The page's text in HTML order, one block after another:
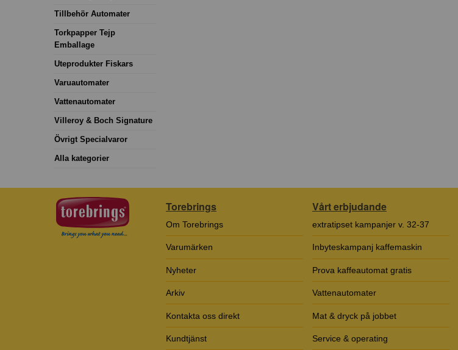
Tillbehör Automater
Torkpapper Tejp
Emballage
Uteprodukter Fiskars
Varuautomater
Vattenautomater
Villeroy & Boch Signature
Övrigt Specialvaror
Alla kategorier
Torebrings
Om Torebrings
Varumärken
Nyheter
Arkiv
Kontakta oss direkt
Kundtjänst
Vårt erbjudande
extratipset kampanjer v. 32-37
Inbyteskampanj kaffemaskin
Prova kaffeautomat gratis
Vattenautomater
Mat & dryck på jobbet
Service & operating